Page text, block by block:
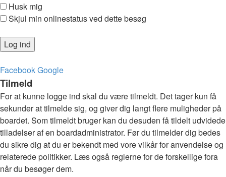
Husk mig
Skjul min onlinestatus ved dette besøg
FacebookGoogle
Tilmeld
For at kunne logge ind skal du være tilmeldt. Det tager kun få
sekunder at tilmelde sig, og giver dig langt flere muligheder på
boardet. Som tilmeldt bruger kan du desuden få tildelt udvidede
tilladelser af en boardadministrator. Før du tilmelder dig bedes
du sikre dig at du er bekendt med vore vilkår for anvendelse og
relaterede politikker. Læs også reglerne for de forskellige fora
når du besøger dem.